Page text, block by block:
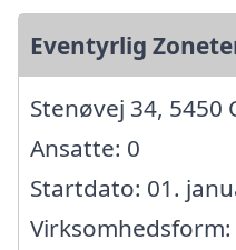
Eventyrlig
Stenøvej 34, 5450
Ansatte: 0
Startdato: 01.